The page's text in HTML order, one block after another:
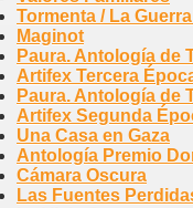
Tormenta / La
Maginot
Paura. Antología de
Artifex Tercera
Paura. Antología de
Artifex Segunda
Una Casa en Gaza
Antología Premio
Cámara Oscura
Las Fuentes